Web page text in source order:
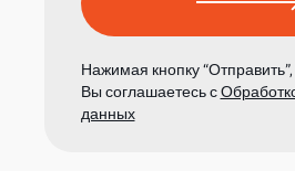
Нажимая кнопку “Отправить”,
Вы соглашаетесь с
данных